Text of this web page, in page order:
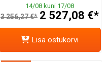
14/08 kuni 17/08
3 256,27 €* 2 527,08 €*
Lisa ostukorvi